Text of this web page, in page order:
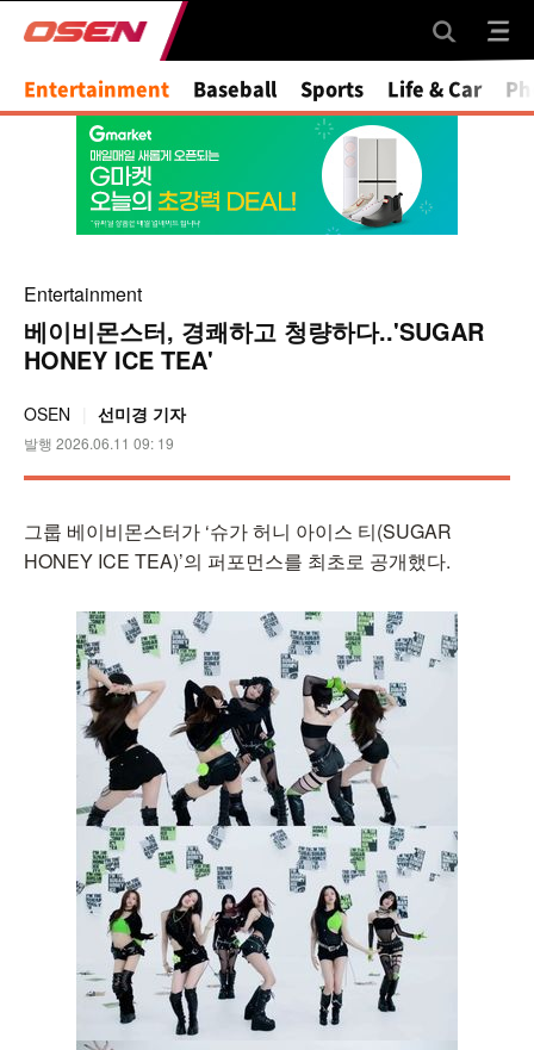
Mute
Entertainment Baseball Sports Life & Car
Entertainment
베이비몬스터, 경쾌하고 청량하다..'SUGAR
HONEY ICE TEA'
OSEN 선미경 기자
발행 2026.06.11 09: 19
그룹 베이비몬스터가 ‘슈가 허니 아이스 티(SUGAR
HONEY ICE TEA)’의 퍼포먼스를 최초로 공개했다.